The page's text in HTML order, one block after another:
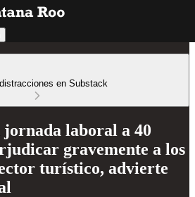
en Substack
jornada laboral a 40
gravemente a los
turístico, advierte